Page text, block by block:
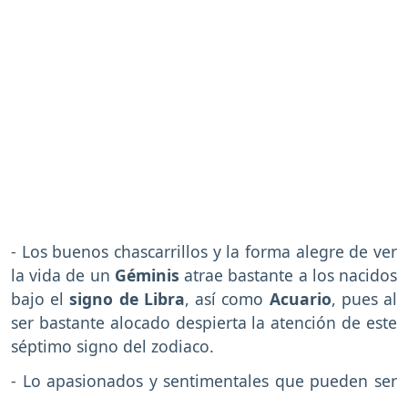
- Los buenos chascarrillos y la forma alegre de ver
la vida de un Géminisatrae bastante a los nacidos
bajo el signo de Libra, así como Acuario, pues al
ser bastante alocado despierta la atención de este
séptimo signo del zodiaco.
- Lo apasionados y sentimentales que pueden ser